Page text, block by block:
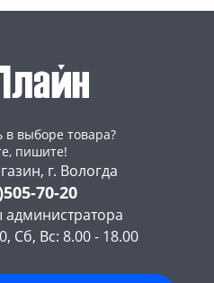
выборе товара?
пишите!
г. Вологда
70-20
Сб, Вс: 8.00 - 18.00